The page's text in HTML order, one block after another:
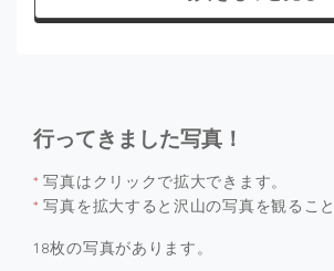
行ってきました写真！
* 写真はクリックで拡大できます。
* 写真を拡大すると沢山の写真を観ること
18枚の写真があります。